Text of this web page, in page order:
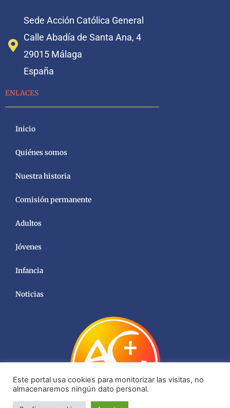
Sede Acción Católica General
Calle Abadía de Santa Ana, 4
29015 Málaga
España
ENLACES
Inicio
Quiénes somos
Nuestra historia
Comisión permanente
Adultos
Jóvenes
Infancia
Noticias
Este portal usa cookies para monitorizar las visitas, no
almacenaremos ningún dato personal.